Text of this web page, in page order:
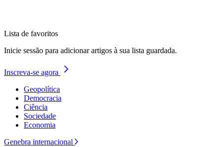
Lista de favoritos
Inicie sessão para adicionar artigos à sua lista guardada.
Inscreva-se agora
Geopolítica
Democracia
Ciência
Sociedade
Economia
Genebra internacional